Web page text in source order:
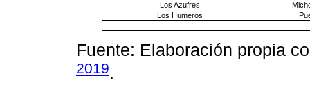
Los Azufres
Los Humeros
Fuente: Elaboración propia
2019.